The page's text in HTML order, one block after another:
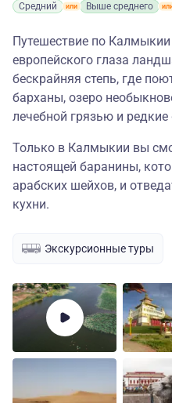
Средний Выше среднего
Путешествие по
европейского глаза
бескрайняя степь, где
барханы, озеро
лечебной грязью и
Только в Калмыкии вы
настоящей баранины,
арабских шейхов, и
кухни.
Экскурсионные туры